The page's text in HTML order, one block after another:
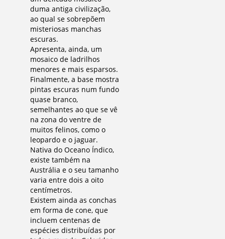
duma antiga civilização,
ao qual se sobrepõem
misteriosas manchas
escuras.
Apresenta, ainda, um
mosaico de ladrilhos
menores e mais esparsos.
Finalmente, a base mostra
pintas escuras num fundo
quase branco,
semelhantes ao que se vê
na zona do ventre de
muitos felinos, como o
leopardo e o jaguar.
Nativa do Oceano Índico,
existe também na
Austrália e o seu tamanho
varia entre dois a oito
centímetros.
Existem ainda as conchas
em forma de cone, que
incluem centenas de
espécies distribuídas por